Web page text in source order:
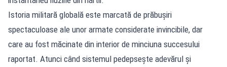
Istoria militară globală este marcată de prăbușiri
spectaculoase ale unor armate considerate invincibile, dar
care au fost măcinate din interior de minciuna succesului
raportat. Atunci când sistemul pedepsește adevărul și